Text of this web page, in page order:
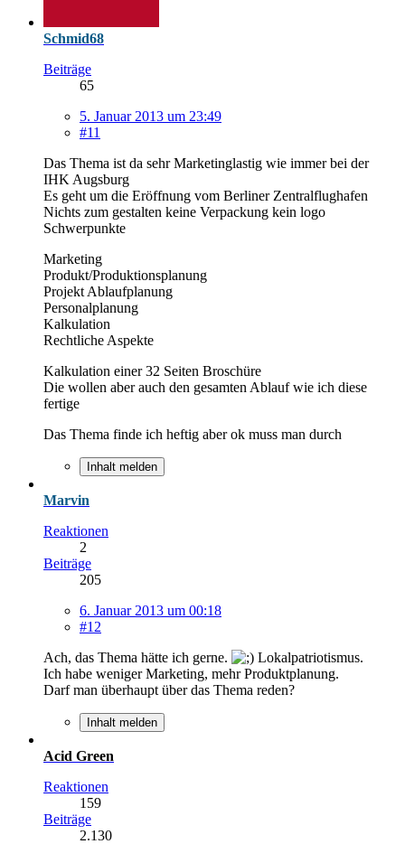
Schmid68
Beiträge
65
5. Januar 2013 um 23:49
#11
Das Thema ist da sehr Marketinglastig wie immer bei der
IHK Augsburg
Es geht um die Eröffnung vom Berliner Zentralflughafen
Nichts zum gestalten keine Verpackung kein logo
Schwerpunkte
Marketing
Produkt/Produktionsplanung
Projekt Ablaufplanung
Personalplanung
Kalkulation
Rechtliche Aspekte
Kalkulation einer 32 Seiten Broschüre
Die wollen aber auch den gesamten Ablauf wie ich diese
fertige
Das Thema finde ich heftig aber ok muss man durch
Inhalt melden
Marvin
Reaktionen
2
Beiträge
205
6. Januar 2013 um 00:18
#12
Ach, das Thema hätte ich gerne.
Lokalpatriotismus.
Ich habe weniger Marketing, mehr Produktplanung.
Darf man überhaupt über das Thema reden?
Inhalt melden
Acid Green
Reaktionen
159
Beiträge
2.130